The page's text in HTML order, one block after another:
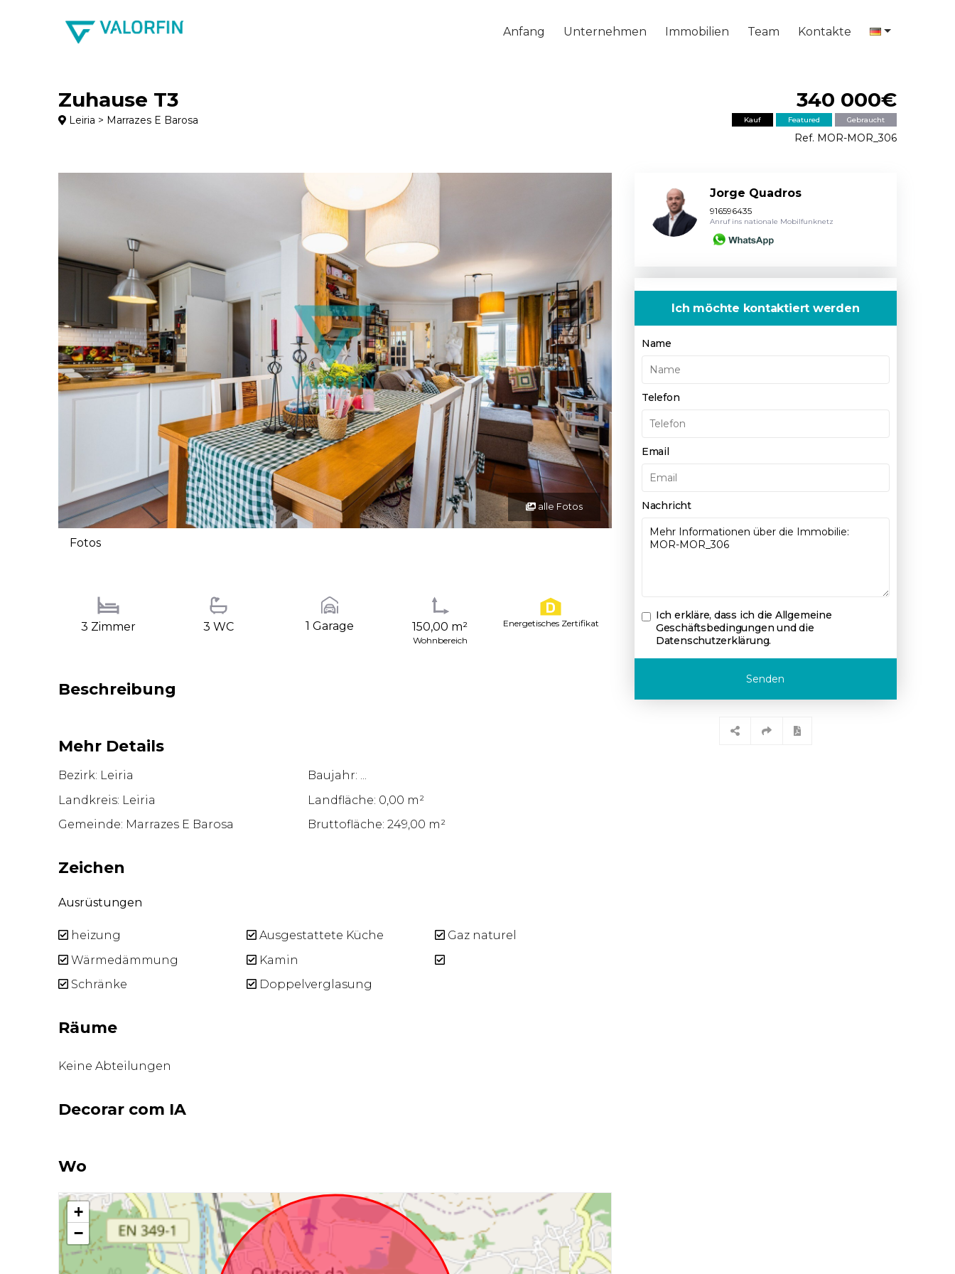
Anfang Unternehmen Immobilien Team Kontakte
Zuhause T3
Leiria > Marrazes E Barosa
340 000€
Kauf Featured Gebraucht
Ref. MOR-MOR_306
alle Fotos
Fotos
3 Zimmer 3 WC 1 Garage 150,00 m²
Wohnbereich
Energetisches Zertifikat
Beschreibung
Mehr Details
Bezirk: Leiria
Baujahr: ...
Landkreis: Leiria
Landfläche: 0,00 m²
Gemeinde: Marrazes E Barosa
Bruttofläche: 249,00 m²
Zeichen
Ausrüstungen
heizung Ausgestattete Küche
Gaz naturel
Wärmedämmung
Kamin
Schränke
Doppelverglasung
Räume
Keine Abteilungen
Decorar com IA
Wo
+
−
Jorge Quadros
916596435
Anruf ins nationale Mobilfunknetz
Ich möchte kontaktiert werden
Name
Telefon
Email
Nachricht
Ich erkläre, dass ich die Allgemeine
Geschäftsbedingungen und die
Datenschutzerklärung.
Senden